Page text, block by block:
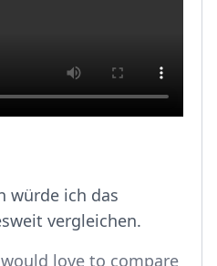
würde ich das
vergleichen.
love to compare